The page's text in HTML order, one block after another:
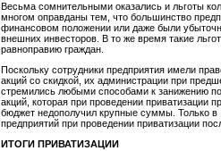
Весьма сомнительными оказались и льготы
многом оправданы тем, что большинство
финансовом положении или даже были
внешних инвесторов. В то же время такие
равноправию граждан.
Поскольку сотрудники предприятия имели
акций со скидкой, их администрации при
стремились любыми способами к занижению
акций, которая при проведении приватизации
бюджет недополучил крупные суммы. Только в
предприятий при проведении приватизации
ИТОГИ ПРИВАТИЗАЦИИ